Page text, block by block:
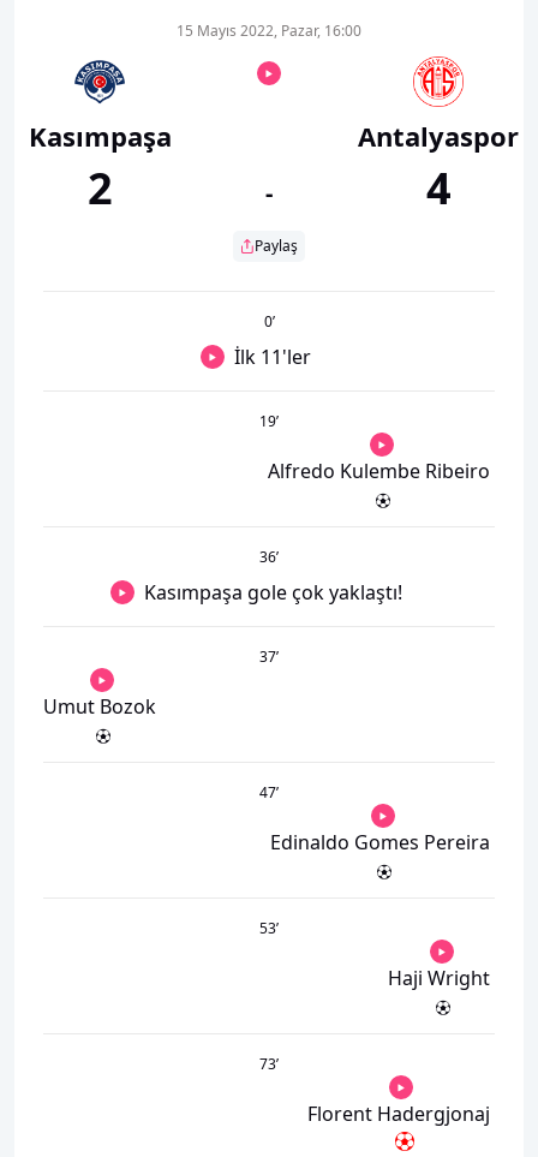
Kasımpaşa
2
15 Mayıs 2022, Pazar, 16:00
-
Paylaş
Antalyaspor
4
0’
İlk 11'ler
19’
Alfredo Kulembe Ribeiro
36’
Kasımpaşa gole çok yaklaştı!
37’
Umut Bozok
47’
Edinaldo Gomes Pereira
53’
Haji Wright
73’
Florent Hadergjonaj